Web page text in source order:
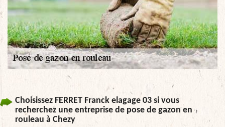
Choisissez FERRET Franck elagage 03 si vous
recherchez une entreprise de pose de gazon en
rouleau à Chezy